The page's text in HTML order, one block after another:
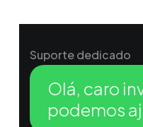
Suporte dedicado
Olá, caro
podemos